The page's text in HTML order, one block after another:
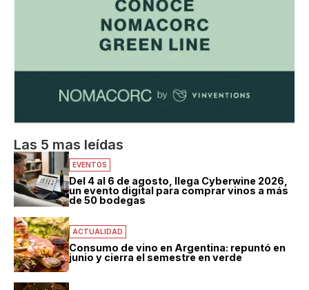
Las 5 mas leídas
EVENTOS
Del 4 al 6 de agosto, llega Cyberwine 2026,
un evento digital para comprar vinos a más
de 50 bodegas
ACTUALIDAD
Consumo de vino en Argentina: repuntó en
junio y cierra el semestre en verde